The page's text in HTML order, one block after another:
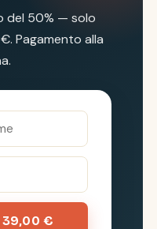
del 50% — solo
Pagamento alla
39,00 €